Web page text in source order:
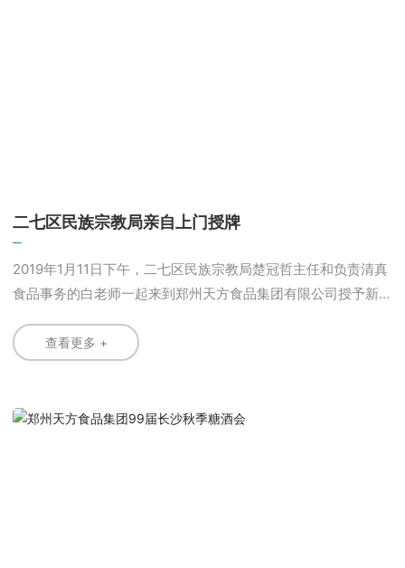
二七区民族宗教局亲自上门授牌
2019年1月11日下午，二七区民族宗教局楚冠哲主任和负责清真
食品事务的白老师一起来到郑州天方食品集团有限公司授予新
马金成参与授牌仪式。
查看更多 +